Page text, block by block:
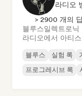
라디오
> 2900 개의
블루스일렉트로닉
라디오에서 아티
블루스 실험 록
프로그레시브 록